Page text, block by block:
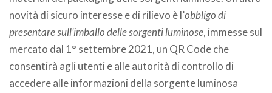
novità di sicuro interesse e di rilievo è l’obbligo di
presentare sull’imballo delle sorgenti luminose, immesse sul
mercato dal 1° settembre 2021, un QR Code che
consentirà agli utenti e alle autorità di controllo di
accedere alle informazioni della sorgente luminosa